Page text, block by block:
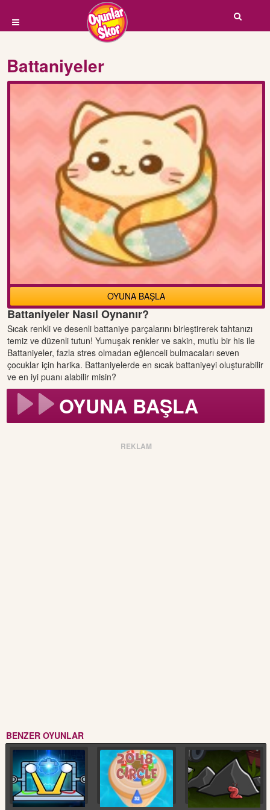
Battaniyeler
OYUNA BAŞLA
Battaniyeler Nasıl Oynanır?
Sıcak renkli ve desenli battaniye parçalarını birleştirerek tahtanızı
temiz ve düzenli tutun! Yumuşak renkler ve sakin, mutlu bir his ile
Battaniyeler, fazla stres olmadan eğlenceli bulmacaları seven
çocuklar için harika. Battaniyelerde en sıcak battaniyeyi oluşturabilir
ve en iyi puanı alabilir misin?
OYUNA BAŞLA
REKLAM
BENZER OYUNLAR